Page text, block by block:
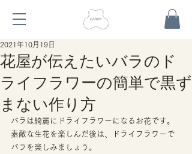
花屋が伝えたいバラのド
ライフラワーの簡単で黒ず
まない作り方
2021年10月19日
バラは綺麗にドライフラワーになるお花です。
素敵な生花を楽しんだ後は、ドライフラワーで
バラを楽しみましょう。